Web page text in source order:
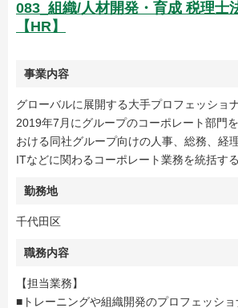
083_組織/人材開発・育成 税理士
【HR】
事業内容
グローバルに展開する大手プロフェッショ
2019年7月にグループのコーポレート部門
おける同社グループ向けの人事、総務、経
ITなどに関わるコーポレート業務を統括する
勤務地
千代田区
職務内容
【担当業務】
■トレーニングや組織開発のプロフェッシ